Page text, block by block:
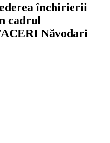
închirierii
cadrul
Năvodari